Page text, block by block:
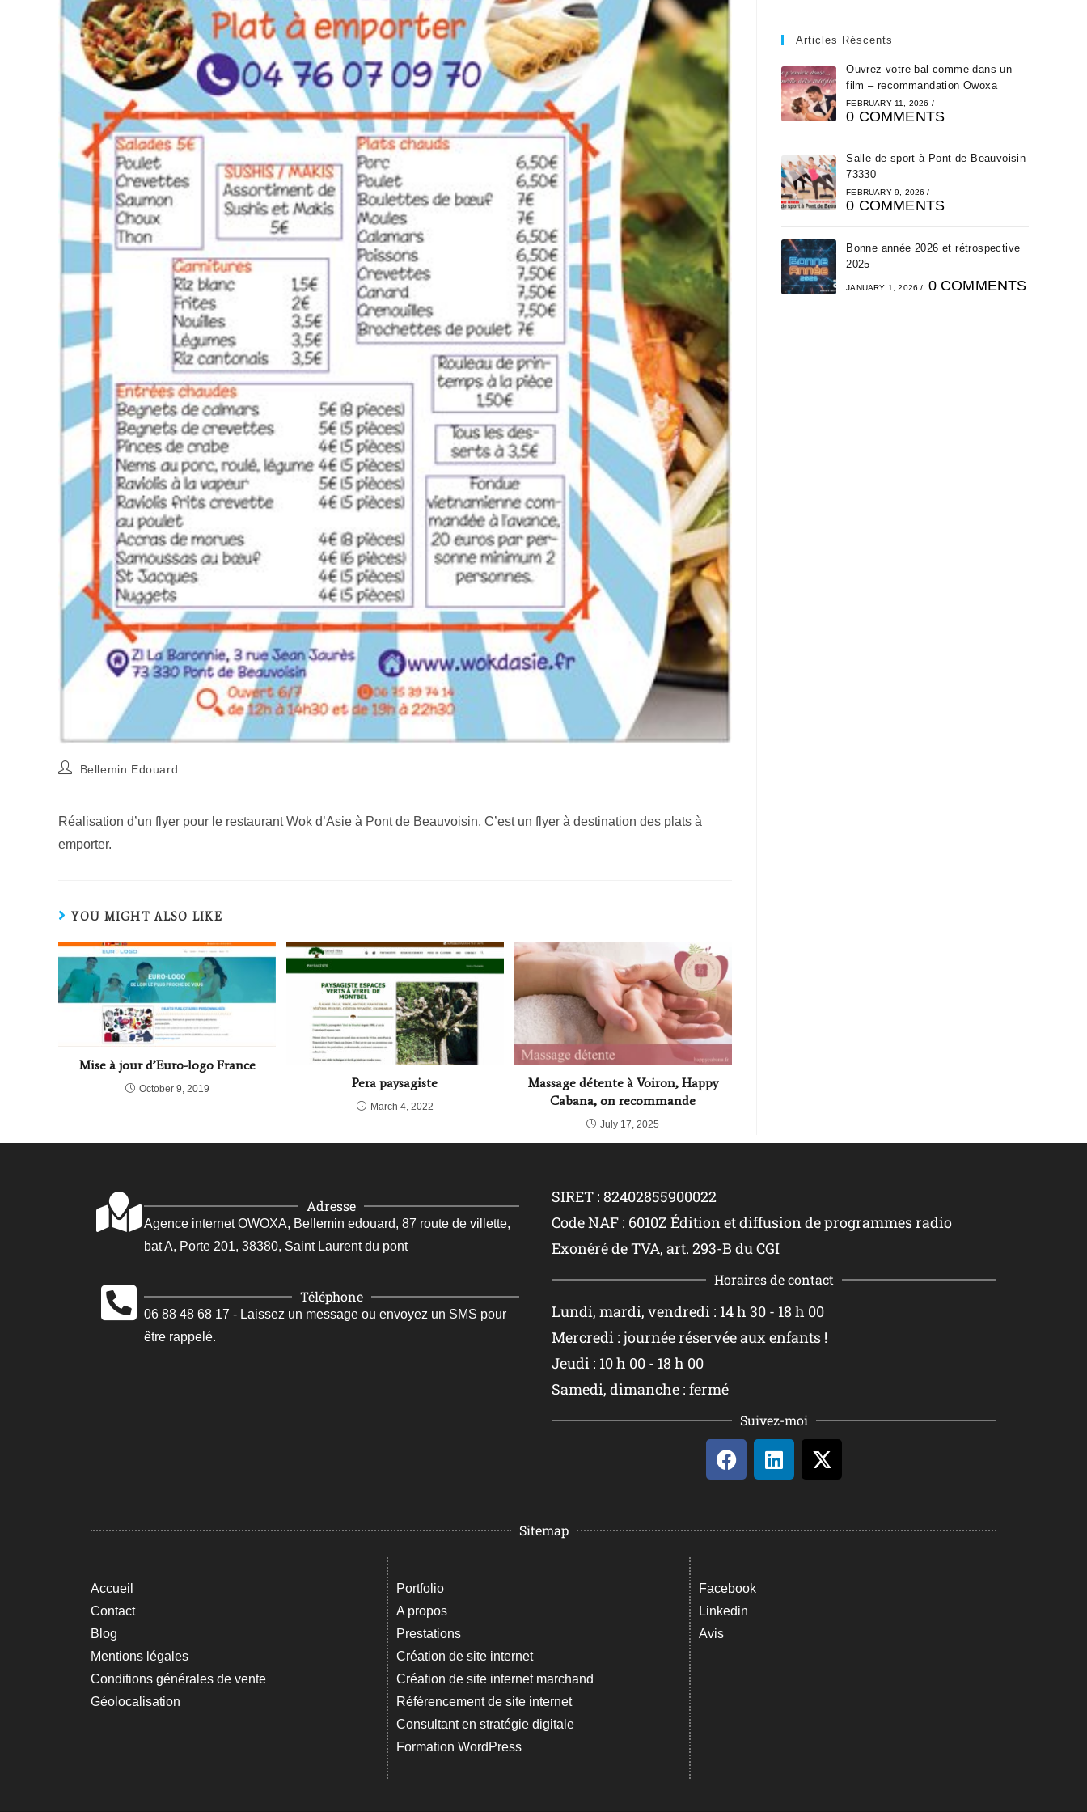
Bellemin Edouard
Réalisation d’un flyer pour le restaurant Wok d’Asie à Pont de Beauvoisin. C’est un flyer à destination des plats à
emporter.
YOU MIGHT ALSO LIKE
Mise à jour d’Euro-logo France
October 9, 2019 Pera paysagiste
March 4, 2022
Massage détente à Voiron, Happy
Cabana, on recommande
July 17, 2025
Articles Réscents
Ouvrez votre bal comme dans un
film – recommandation Owoxa
FEBRUARY 11, 2026 /
0 COMMENTS
Salle de sport à Pont de Beauvoisin
73330
FEBRUARY 9, 2026 /
0 COMMENTS
Bonne année 2026 et rétrospective
2025
JANUARY 1, 2026 / 0 COMMENTS
Adresse
Agence internet OWOXA, Bellemin edouard, 87 route de villette,
bat A, Porte 201, 38380, Saint Laurent du pont
Téléphone
06 88 48 68 17 - Laissez un message ou envoyez un SMS pour
être rappelé.
SIRET : 82402855900022
Code NAF : 6010Z Édition et diffusion de programmes radio
Exonéré de TVA, art. 293-B du CGI
Horaires de contact
Lundi, mardi, vendredi : 14 h 30 - 18 h 00
Mercredi : journée réservée aux enfants !
Jeudi : 10 h 00 - 18 h 00
Samedi, dimanche : fermé
Suivez-moi
Sitemap
Accueil
Contact
Blog
Mentions légales
Conditions générales de vente
Géolocalisation
Portfolio
A propos
Prestations
Création de site internet
Création de site internet marchand
Référencement de site internet
Consultant en stratégie digitale
Formation WordPress
Facebook
Linkedin
Avis